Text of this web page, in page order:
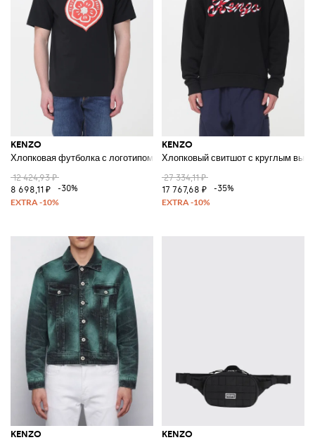
KENZO
Хлопковая футболка с логотипом
12 424,93 ₽
8 698,11 ₽
-30%
KENZO
Хлопковый свитшот с круглым
27 334,11 ₽
17 767,68 ₽
-35%
KENZO KENZO